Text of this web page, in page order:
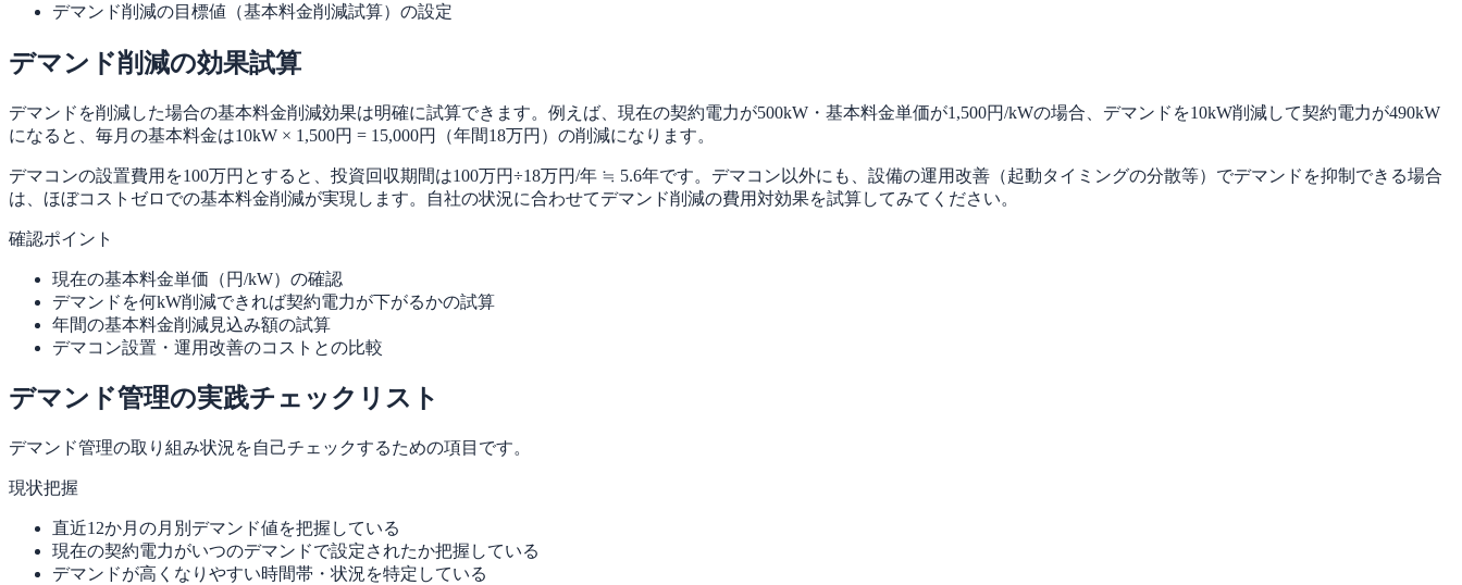
デマンド削減の目標値（基本料金削減試算）の設定
デマンド削減の効果試算
デマンドを削減した場合の基本料金削減効果は明確に試算できます。例えば、現在の契約電力が500kW・基本料金単価が1,500円/kWの場合、デマンドを10kW削減して契約電力が490kW
になると、毎月の基本料金は10kW × 1,500円 = 15,000円（年間18万円）の削減になります。
デマコンの設置費用を100万円とすると、投資回収期間は100万円÷18万円/年 ≒ 5.6年です。デマコン以外にも、設備の運用改善（起動タイミングの分散等）でデマンドを抑制できる場合
は、ほぼコストゼロでの基本料金削減が実現します。自社の状況に合わせてデマンド削減の費用対効果を試算してみてください。
確認ポイント
現在の基本料金単価（円/kW）の確認
デマンドを何kW削減できれば契約電力が下がるかの試算
年間の基本料金削減見込み額の試算
デマコン設置・運用改善のコストとの比較
デマンド管理の実践チェックリスト
デマンド管理の取り組み状況を自己チェックするための項目です。
現状把握
直近12か月の月別デマンド値を把握している
現在の契約電力がいつのデマンドで設定されたか把握している
デマンドが高くなりやすい時間帯・状況を特定している